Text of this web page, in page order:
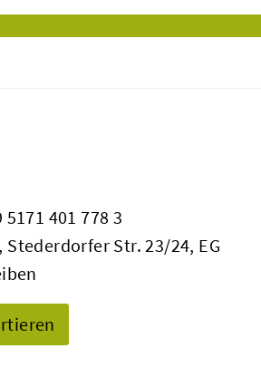
5171 401 778 3
Stederdorfer Str. 23/24, EG